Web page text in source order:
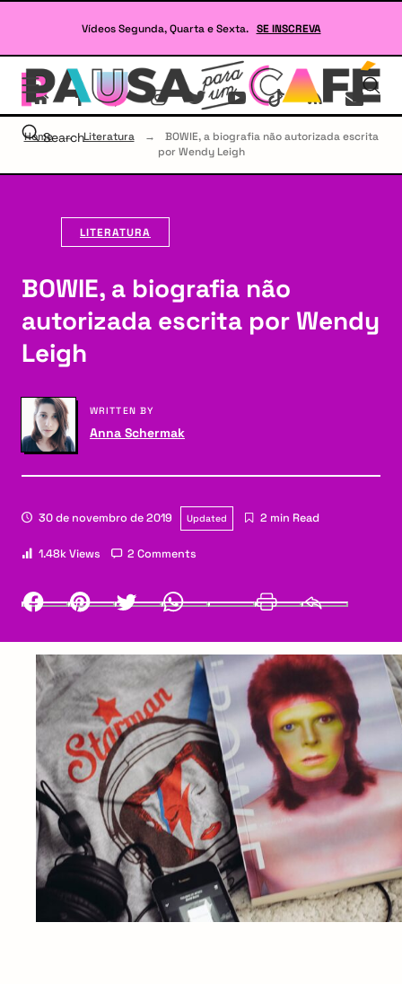
Vídeos Segunda, Quarta e Sexta. SE INSCREVA
Seu
Search
Home → Literatura →
BOWIE, a biografia não autorizada escrita
por Wendy Leigh
LITERATURA
BOWIE, a biografia não
autorizada escrita por Wendy
Leigh
WRITTEN BY
Anna Schermak
30 de novembro de 2019 Updated 2 min Read
1.48k Views 2 Comments
Facebook PinterestTwitter